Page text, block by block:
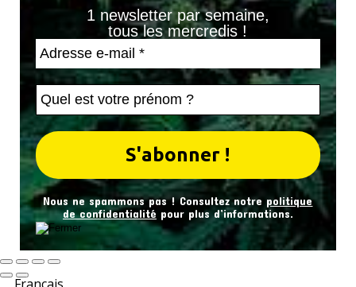
1 newsletter par semaine,
tous les mercredis !
Nous ne spammons pas ! Consultez notre politique
de confidentialité pour plus d’informations.